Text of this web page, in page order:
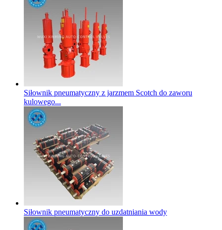
Siłownik pneumatyczny z jarzmem Scotch do zaworu
kulowego...
Siłownik pneumatyczny do uzdatniania wody